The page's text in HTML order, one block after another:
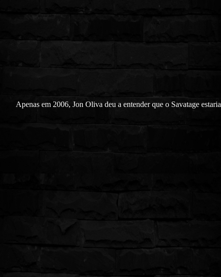
Apenas em 2006, Jon Oliva deu a entender que o Savatage